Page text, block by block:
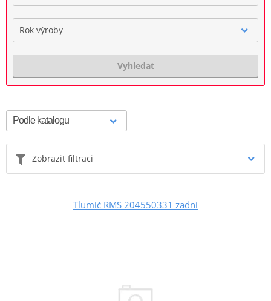
Rok výroby
Vyhledat
Zobrazit filtraci
Tlumič RMS 204550331 zadní